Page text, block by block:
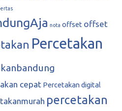
nota offset offset
Percetakan
cepat Percetakan digital
percetakan